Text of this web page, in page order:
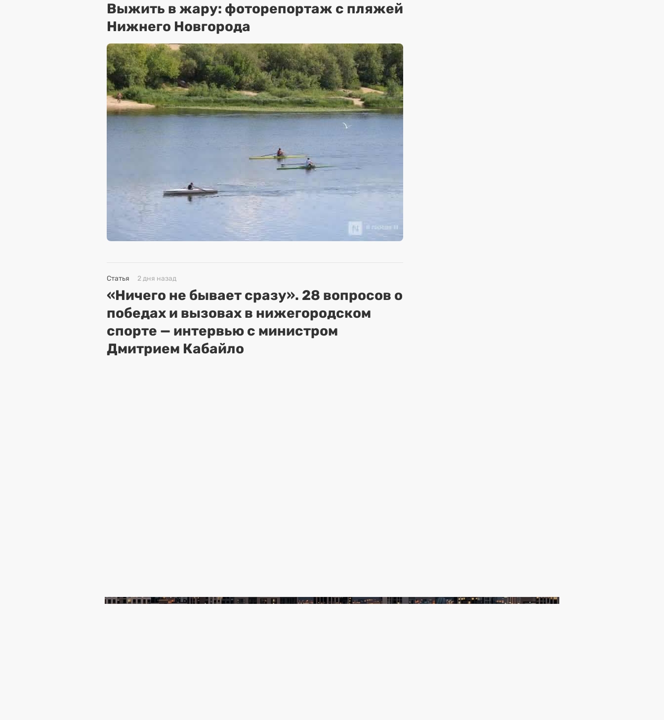
Выжить в жару: фоторепортаж с пляжей
Нижнего Новгорода
Статья 2 дня назад
«Ничего не бывает сразу». 28 вопросов о
победах и вызовах в нижегородском
спорте — интервью с министром
Дмитрием Кабайло